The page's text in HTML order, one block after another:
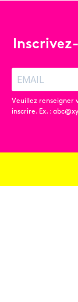
Veuillez renseigner
inscrire. Ex. :